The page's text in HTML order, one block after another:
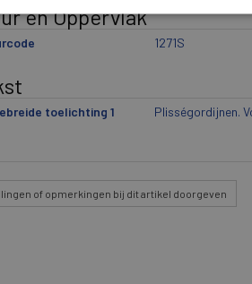
en Oppervlak
1271S
toelichting 1 Plisségordijnen.
of opmerkingen bij dit artikel doorgeven